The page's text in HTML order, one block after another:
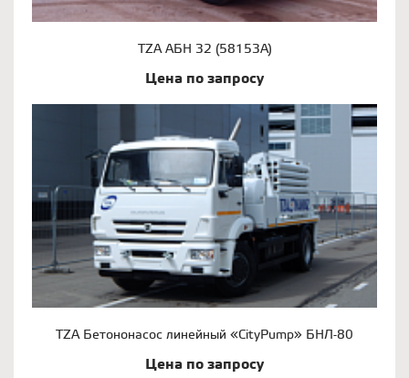
TZA АБН 32 (58153А)
Цена по запросу
TZA Бетононасос линейный «CityPump» БНЛ-80
Цена по запросу